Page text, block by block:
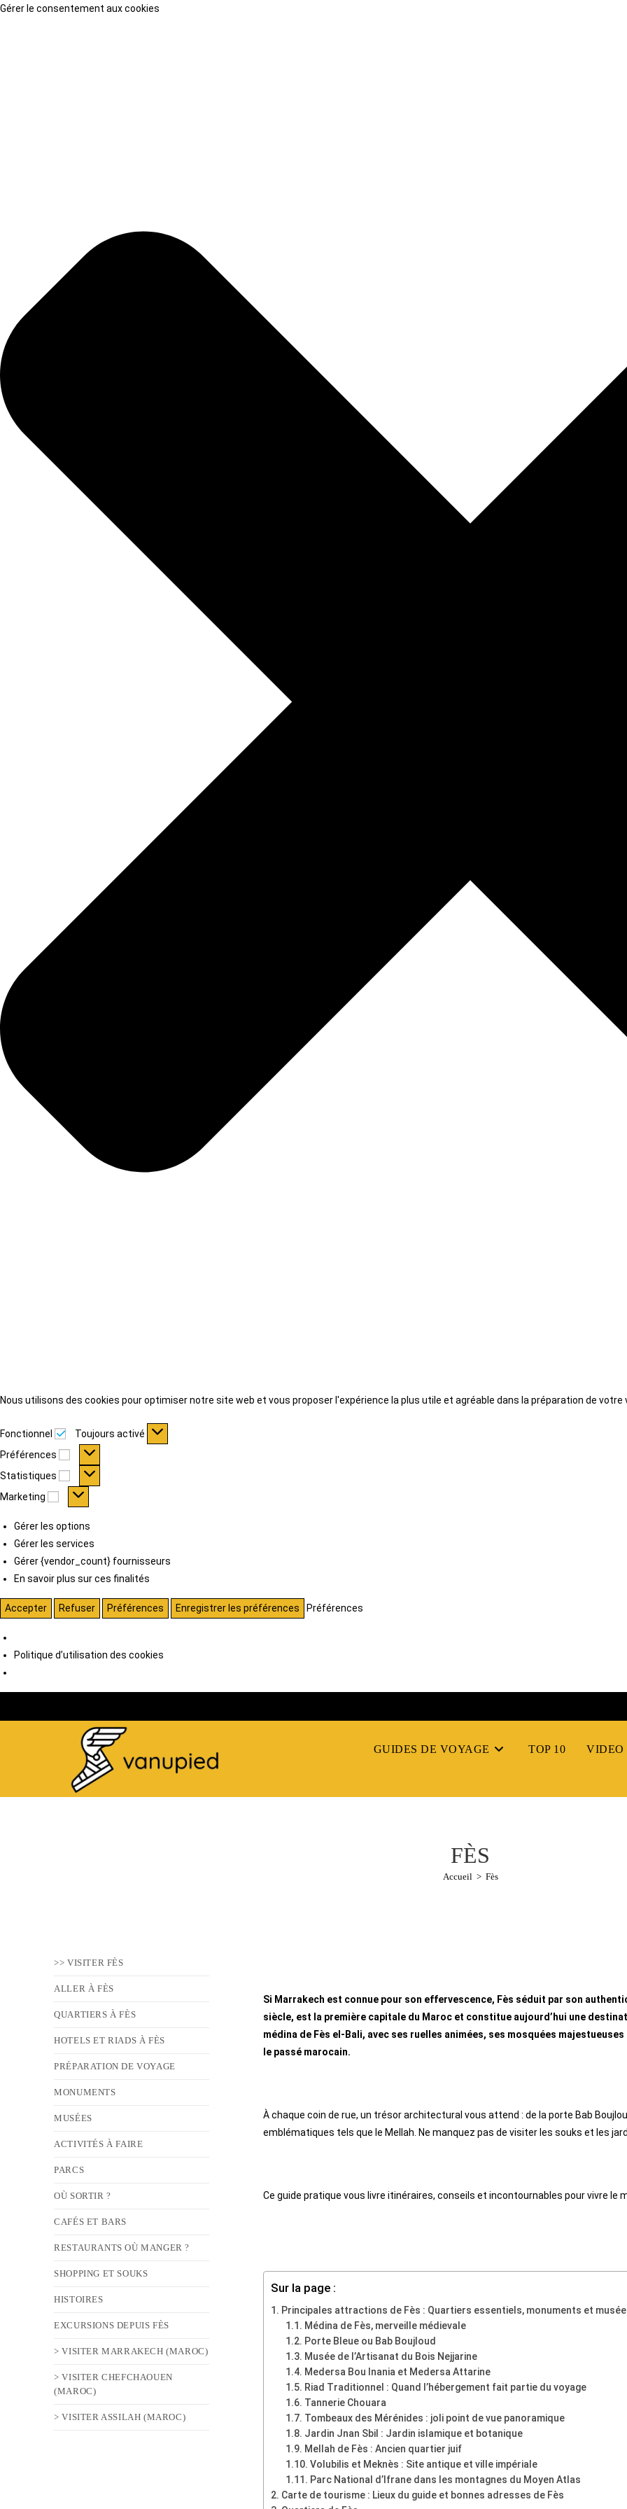
Gérer le consentement aux cookies
Nous utilisons des cookies pour optimiser notre site web et vous proposer l'expérience la plus utile et agréable dans la préparation de votre
Fonctionnel Fonctionnel
Toujours activé
Préférences
Préférences
Statistiques Statistiques
Marketing Marketing
Gérer les options
Gérer les services
Gérer {vendor_count} fournisseurs
En savoir plus sur ces finalités
Accepter Refuser Préférences Enregistrer les préférences Préférences
Politique d’utilisation des cookies
GUIDES DE VOYAGE TOP 10 VIDEO
FÈS
Accueil > Fès
Si Marrakech est connue pour son effervescence, Fès séduit par son
siècle, est la première capitale du Maroc et constitue aujourd’hui une
médina de Fès el-Bali, avec ses ruelles animées, ses mosquées
le passé marocain.
À chaque coin de rue, un trésor architectural vous attend : de la porte Bab
emblématiques tels que le Mellah. Ne manquez pas de visiter les souks et les
Ce guide pratique vous livre itinéraires, conseils et incontournables pour vivre le
Sur la page :
Principales attractions de Fès : Quartiers essentiels, monuments et
Médina de Fès, merveille médievale
Porte Bleue ou Bab Boujloud
Musée de l’Artisanat du Bois Nejjarine
Medersa Bou Inania et Medersa Attarine
Riad Traditionnel : Quand l’hébergement fait partie du voyage
Tannerie Chouara
Tombeaux des Mérénides : joli point de vue panoramique
Jardin Jnan Sbil : Jardin islamique et botanique
Mellah de Fès : Ancien quartier juif
Volubilis et Meknès : Site antique et ville impériale
Parc National d’Ifrane dans les montagnes du Moyen Atlas
Carte de tourisme : Lieux du guide et bonnes adresses de Fès
>> VISITER FÈS
ALLER À FÈS
QUARTIERS À FÈS
HOTELS ET RIADS À FÈS
PRÉPARATION DE VOYAGE
MONUMENTS
MUSÉES
ACTIVITÉS À FAIRE
PARCS
OÙ SORTIR ?
CAFÉS ET BARS
RESTAURANTS OÙ MANGER ?
SHOPPING ET SOUKS
HISTOIRES
EXCURSIONS DEPUIS FÈS
> VISITER MARRAKECH (MAROC)
> VISITER CHEFCHAOUEN
(MAROC)
> VISITER ASSILAH (MAROC)